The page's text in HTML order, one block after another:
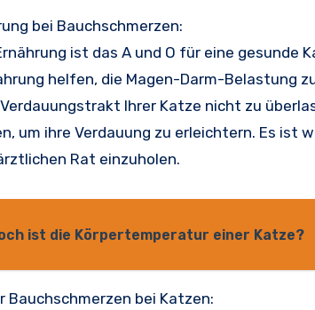
bei Bauchschmerzen:
ist das A und O für eine gesunde
helfen, die Magen-Darm-Belastung
Ihrer Katze nicht zu
um ihre Verdauung zu erleichtern. Es ist
Rat einzuholen.
ist die Körpertemperatur einer Katze?
bei Katzen: